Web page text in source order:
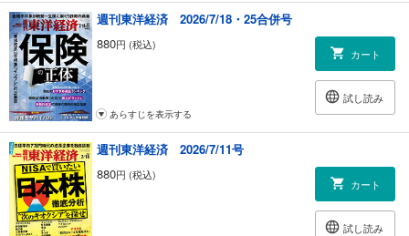
週刊東洋経済 2026/7/18・25合併号
880円 (税込)
カート
試し読み
あらすじを表示する
週刊東洋経済 2026/7/11号
880円 (税込)
カート
試し読み